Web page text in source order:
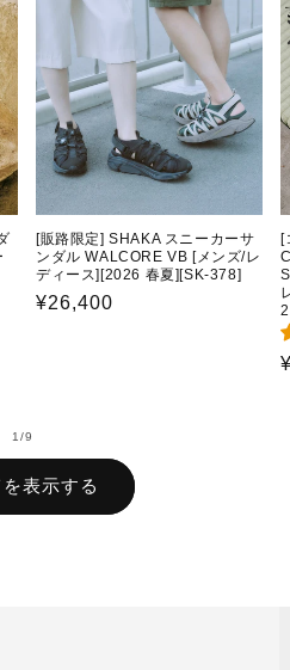
[販路限定] SHAKA スニーカーサ
ンダル WALCORE VB [メンズ/レ
ディース][2026 春夏][SK-378]
通
¥26,400
[
1/の
9
表示する